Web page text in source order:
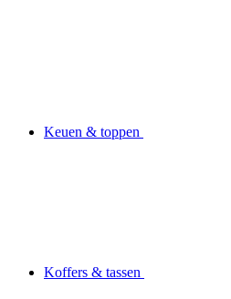
Keuen & toppen
Koffers & tassen